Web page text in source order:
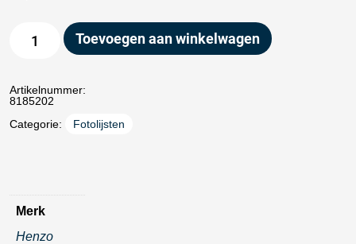
Toevoegen aan winkelwagen
Artikelnummer:
8185202
Categorie:
Fotolijsten
Merk
Henzo